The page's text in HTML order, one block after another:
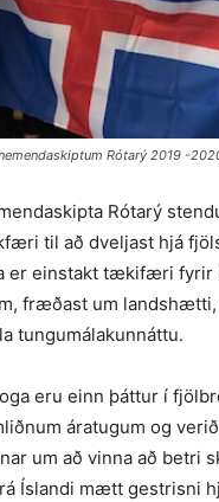
Rótarý 2019 -
Rótarý
til að dveljast hjá
er einstakt tækifæri
fræðast um
tungumálakunnáttu.
eru einn þáttur í
áratugum og
um að vinna að
Íslandi mætt gestrisni